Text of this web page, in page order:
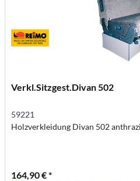
Verkl.Sitzgest.Divan 502
59221
Holzverkleidung Divan 502
164,90 € *